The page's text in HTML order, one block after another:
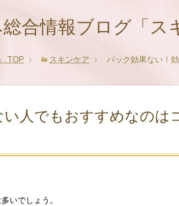
合情報ブログ「ス
TOP スキンケア パック効果ない！
人でもおすすめなのは
いでしょう。